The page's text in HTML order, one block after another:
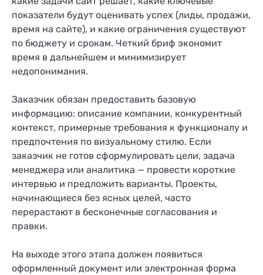
показатели будут оценивать успех (лиды, продажи,
время на сайте), и какие ограничения существуют
по бюджету и срокам. Четкий бриф экономит
время в дальнейшем и минимизирует
недопонимания.
Заказчик обязан предоставить базовую
информацию: описание компании, конкурентный
контекст, примерные требования к функционалу и
предпочтения по визуальному стилю. Если
заказчик не готов сформулировать цели, задача
менеджера или аналитика — провести короткие
интервью и предложить варианты. Проекты,
начинающиеся без ясных целей, часто
перерастают в бесконечные согласования и
правки.
На выходе этого этапа должен появиться
оформленный документ или электронная форма